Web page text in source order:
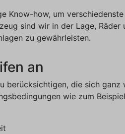
Know-how, um
sind wir in der Lage, Räder
zu gewährleisten.
an
berücksichtigen, die sich
wie zum Beispiel